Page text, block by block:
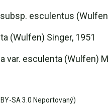
esculentus
(Wulfen) Singer, 1951
var. esculenta (Wulfen)
SA 3.0 Neportovaný)